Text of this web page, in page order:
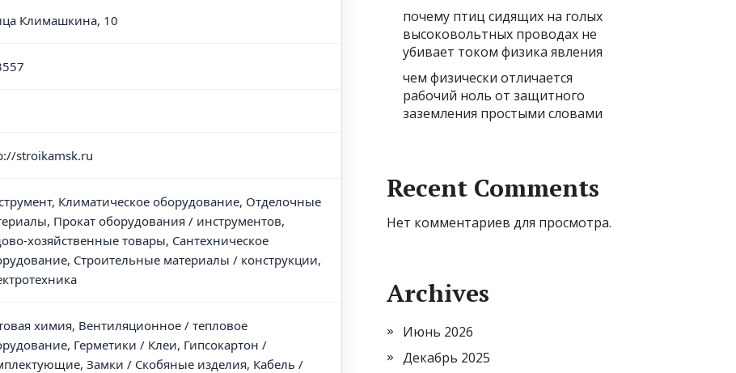
Климашкина, 10
stroikamsk.ru
Климатическое оборудование, Отделочные
Прокат оборудования / инструментов,
хозяйственные товары, Сантехническое
Строительные материалы / конструкции,
химия, Вентиляционное / тепловое
Герметики / Клеи, Гипсокартон /
Замки / Скобяные изделия, Кабель /
почему птиц сидящих на голых
высоковольтных проводах не
убивает током физика явления
чем физически отличается
рабочий ноль от защитного
заземления простыми словами
Recent Comments
Нет комментариев для просмотра.
Archives
Июнь 2026
Декабрь 2025